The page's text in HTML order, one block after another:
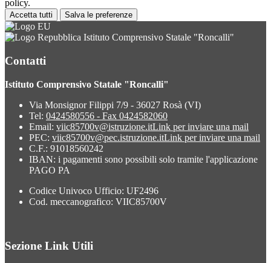
policy.
Accetta tutti Salva le preferenze
Istituto Comprensivo Statale "Roncalli"
Contatti
Istituto Comprensivo Statale "Roncalli"
Via Monsignor Filippi 7/9 - 36027 Rosà (VI)
Tel: 0424580556 - Fax 0424582060
Email: viic85700v@istruzione.itLink per inviare una mail
PEC: viic85700v@pec.istruzione.itLink per inviare una mail
C.F.: 91018560242
IBAN: i pagamenti sono possibili solo tramite l'applicazione
PAGO PA
Codice Univoco Ufficio: UF2496
Cod. meccanografico: VIIC85700V
Sezione Link Utili